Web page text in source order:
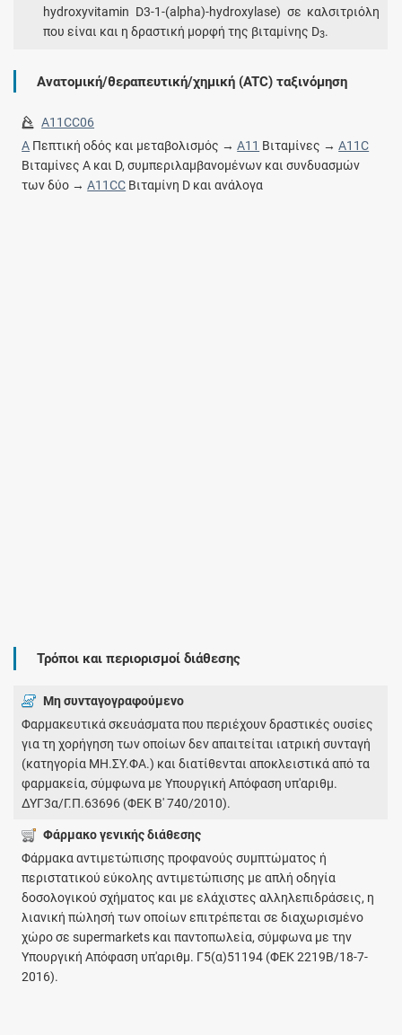
hydroxyvitamin D3-1-(alpha)-hydroxylase) σε καλσιτριόλη
που είναι και η δραστική μορφή της βιταμίνης D3.
Ανατομική/θεραπευτική/χημική (ATC) ταξινόμηση
A11CC06
A Πεπτική οδός και μεταβολισμός →A11 Βιταμίνες →A11C
Βιταμίνες A και D, συμπεριλαμβανομένων και συνδυασμών
των δύο →A11CC Βιταμίνη D και ανάλογα
Τρόποι και περιορισμοί διάθεσης
Μη συνταγογραφούμενο
Φαρμακευτικά σκευάσματα που περιέχουν δραστικές ουσίες
για τη χορήγηση των οποίων δεν απαιτείται ιατρική συνταγή
(κατηγορία ΜΗ.ΣΥ.ΦΑ.) και διατίθενται αποκλειστικά από τα
φαρμακεία, σύμφωνα με Υπουργική Απόφαση υπ'αριθμ.
ΔΥΓ3α/Γ.Π.63696 (ΦΕΚ Β' 740/2010).
Φάρμακο γενικής διάθεσης
Φάρμακα αντιμετώπισης προφανούς συμπτώματος ή
περιστατικού εύκολης αντιμετώπισης με απλή οδηγία
δοσολογικού σχήματος και με ελάχιστες αλληλεπιδράσεις, η
λιανική πώλησή των οποίων επιτρέπεται σε διαχωρισμένο
χώρο σε supermarkets και παντοπωλεία, σύμφωνα με την
Υπουργική Απόφαση υπ'αριθμ. Γ5(α)51194 (ΦΕΚ 2219Β/18-7-
2016).